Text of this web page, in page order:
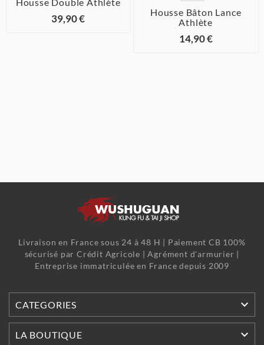
39,90 €
Housse Bâton Lance
Athlète
14,90 €
Livraison en France sous 24 à 48 H | Paiement CB 100%
sécurisé par Crédit Agricole | Agrément d'armurier |
Entreprise immatriculée en France depuis 2009
CATEGORIES 
LA BOUTIQUE 